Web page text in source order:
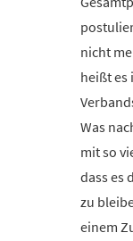
nicht
heißt es
Was
mit so
dass es
zu
einem